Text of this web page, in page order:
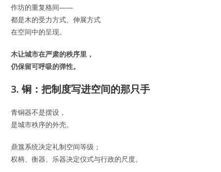
作坊的重复格间——
都是木的受力方式、伸展方式
在空间中的呈现。
木让城市在严肃的秩序里，
仍保留可呼吸的弹性。
3. 铜：把制度写进空间的那只手
青铜器不是摆设，
是城市秩序的外壳。
鼎簋系统决定礼制空间等级；
权柄、衡器、乐器决定仪式与行政的尺度。